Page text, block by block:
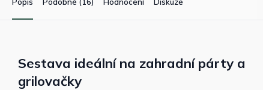
Sestava ideální na zahradní párty a
grilovačky